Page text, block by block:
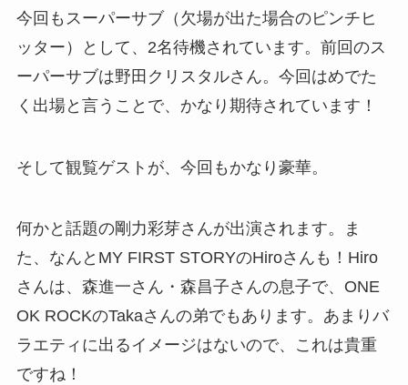
今回もスーパーサブ（欠場が出た場合のピンチヒ
ッター）として、2名待機されています。前回のス
ーパーサブは野田クリスタルさん。今回はめでた
く出場と言うことで、かなり期待されています！
そして観覧ゲストが、今回もかなり豪華。
何かと話題の剛力彩芽さんが出演されます。ま
た、なんとMY FIRST STORYのHiroさんも！Hiro
さんは、森進一さん・森昌子さんの息子で、ONE
OK ROCKのTakaさんの弟でもあります。あまりバ
ラエティに出るイメージはないので、これは貴重
ですね！